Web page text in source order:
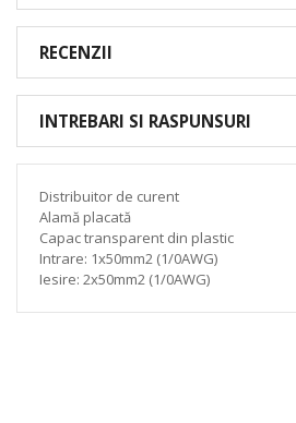
RECENZII
INTREBARI SI RASPUNSURI
Distribuitor de curent
Alamă placată
Capac transparent din plastic
Intrare: 1x50mm2 (1/0AWG)
Iesire: 2x50mm2 (1/0AWG)